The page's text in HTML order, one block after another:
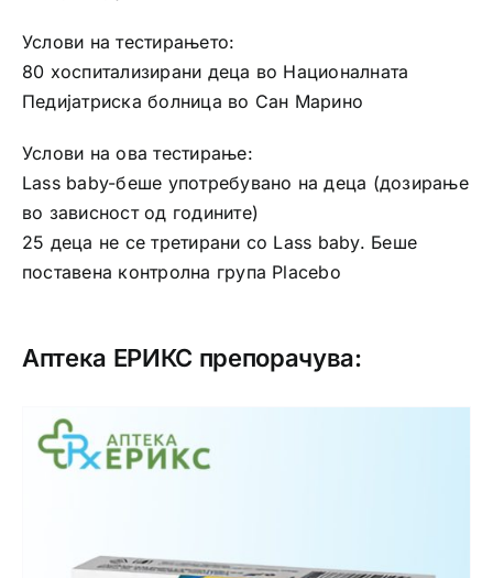
Услови на тестирањето:
80 хоспитализирани деца во Националната
Педијатриска болница во Сан Марино
Услови на ова тестирање:
Lass baby-беше употребувано на деца (дозирање
во зависност од годините)
25 деца не се третирани со Lass baby. Беше
поставена контролна група Placebo
Аптека ЕРИКС препорачува: